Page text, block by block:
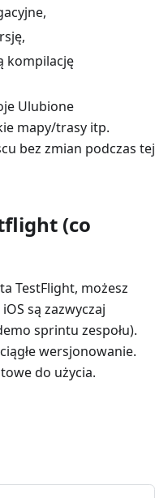
kompilację
Ulubione
mapy/trasy itp.
bez zmian podczas tej
(co
TestFlight, możesz
są zazwyczaj
sprintu zespołu).
wersjonowanie.
do użycia.